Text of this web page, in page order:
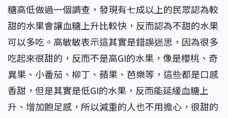
糖高低做過一個調查，發現有七成以上的民眾認為較
甜的水果會讓血糖上升比較快，反而認為不甜的水果
可以多吃。高敏敏表示這其實是錯誤迷思，因為很多
吃起來很甜的，反而不是高GI的水果，像是櫻桃、奇
異果、小番茄、柳丁、蘋果、芭樂等，這些都是口感
香甜，但是其實是低GI的水果，反而能延緩血糖上
升、增加飽足感，所以減重的人也不用擔心，很甜的